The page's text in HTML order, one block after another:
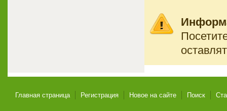
Главная страница Регистрация Новое на сайте Поиск